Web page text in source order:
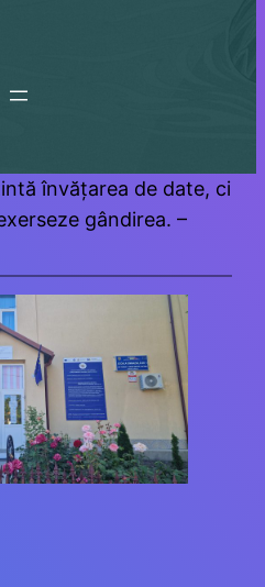
învățarea de date, ci
gândirea. –